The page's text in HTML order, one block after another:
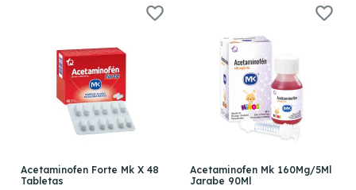
Acetaminofen Forte Mk X 48
Tabletas
Acetaminofen Mk 160Mg/5Ml
Jarabe 90Ml